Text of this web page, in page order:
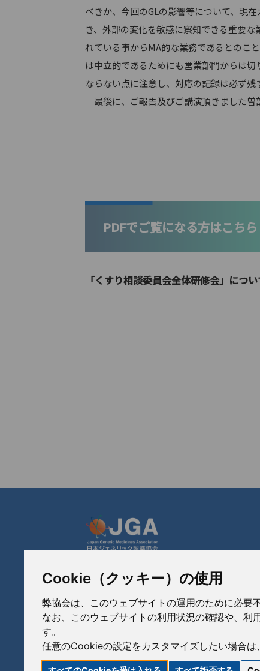
Cookie（クッキー）の使用
弊協会は、このウェブサイトの運用のために必
なお、このウェブサイトの利用状況の確認や、
す。
任意のCookieの設定をカスタマイズしたい場合
べきか、今回のGLの影響等について、現
き、外部の変化を敏感に察知できる重要
れている事からMA的な業務であるとのこ
は中立的であるためにも営業部門からは
ならない点に注意し、対応の記録は必ず残
最後に、ご報告及びご講演頂きました曽
PDFでご覧になる方はこちら
「くすり相談委員会全体研修会」につい
JGA 日本ジェネリック製薬協会
〒103-0023
東京都中央区日本橋本町3-3-4
TEL: 03-3279-1890 / FAX: 03-3241-2978